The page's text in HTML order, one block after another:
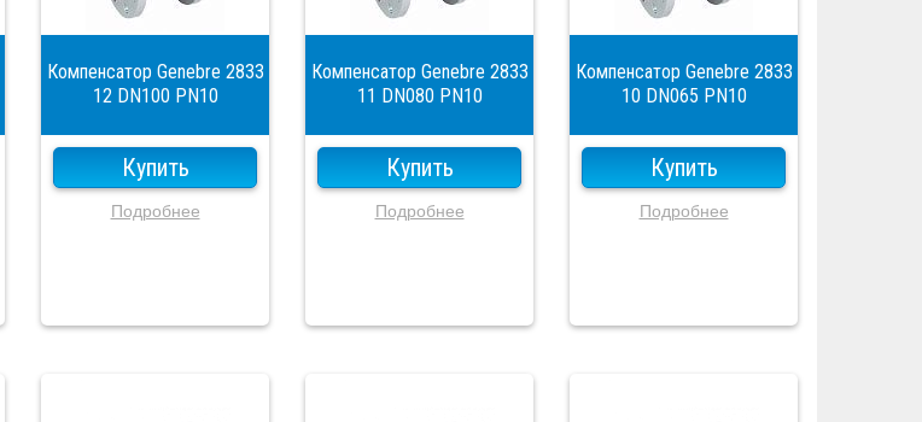
Компенсатор Genebre 2833
12 DN100 PN10
Купить
Подробнее
Компенсатор Genebre 2833
11 DN080 PN10
Купить
Подробнее
Компенсатор Genebre 2833
10 DN065 PN10
Купить
Подробнее